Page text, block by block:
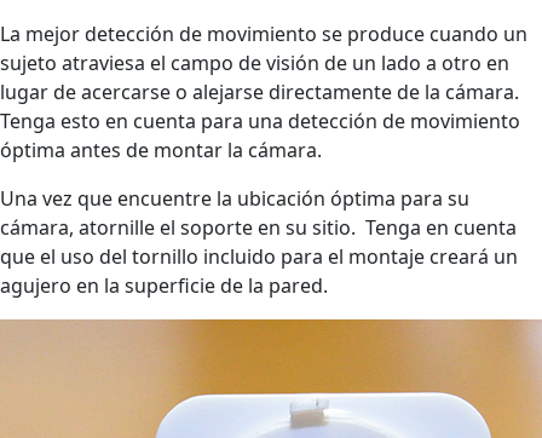
La mejor detección de movimiento se produce cuando un
sujeto atraviesa el campo de visión de un lado a otro en
lugar de acercarse o alejarse directamente de la cámara.
Tenga esto en cuenta para una detección de movimiento
óptima antes de montar la cámara.
Una vez que encuentre la ubicación óptima para su
cámara, atornille el soporte en su sitio. Tenga en cuenta
que el uso del tornillo incluido para el montaje creará un
agujero en la superficie de la pared.